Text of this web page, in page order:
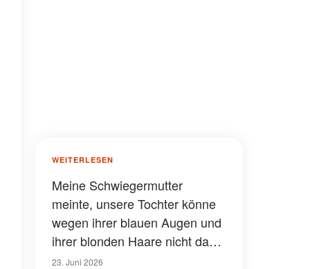
WEITERLESEN
Meine Schwiegermutter
meinte, unsere Tochter könne
wegen ihrer blauen Augen und
ihrer blonden Haare nicht das
Kind ihres Sohnes sein – doch
23. Juni 2026